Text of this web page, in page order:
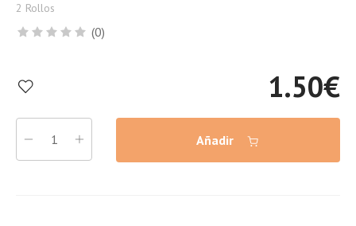
2 Rollos
(0)
1.50€
Añadir